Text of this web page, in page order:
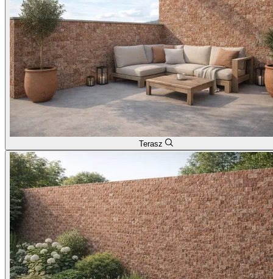
Terasz